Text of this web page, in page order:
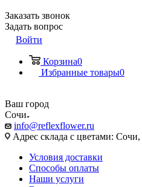
Заказать звонок
Задать вопрос
Войти
Корзина0
Избранные товары0
Ваш город
Сочи
info@reflexflower.ru
Адрес склада с цветами:
Условия доставки
Способы оплаты
Наши услуги